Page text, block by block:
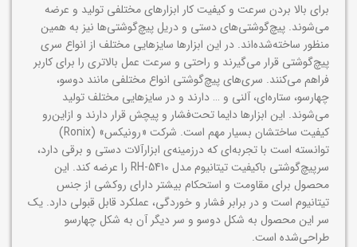
برای بالا بردن سرعت و کیفیت کار ابزار‌های مختلفی تولید و عرضه
می‌شوند. پیچ‌گوشتی‌های دستی و دریل پیچ‌گوشتی‌ها نیز به همین
منظور ساخته‌شده‌اند. در این ابزار‌ها سایز‌هایی مختلف از انواع سری
پیچ‌گوشتی قرار می‌گیرند و راحتی و سرعت عمل بالاتری را برای کاربر
فراهم می‌کنند. سری‌های پیچ‌گوشتی انواع مختلفی مانند دوسو،
چهارسو، ستاره‌ای، آلنی و … دارند و در سایزهایی مختلف تولید
می‌شوند. این ابزار‌ها دایما تحت‌فشار و پیچش قرار دارند و ازاین‌رو
کیفیت ساختشان بسیار مهم است. شرکت «رونیکس» (Ronix)
توانسته است با تجربه‌ای که درزمینه‌ی ابزارآلات دستی و برقی دارد،
سرپیچ‌گوشتی باکیفیت تیتانیوم مدل RH-5410 را عرضه کند. این
محصول برای مقاومت و استحکام بیشتر دارای روکشی از جنس
تیتانیوم است و در برابر فشار و خوردگی، عملکرد قابل قبولی دارد. یک
سر این محصول به شکل دوسو و سر دیگر آن به شکل چهارسو
طراحی‌شده است.